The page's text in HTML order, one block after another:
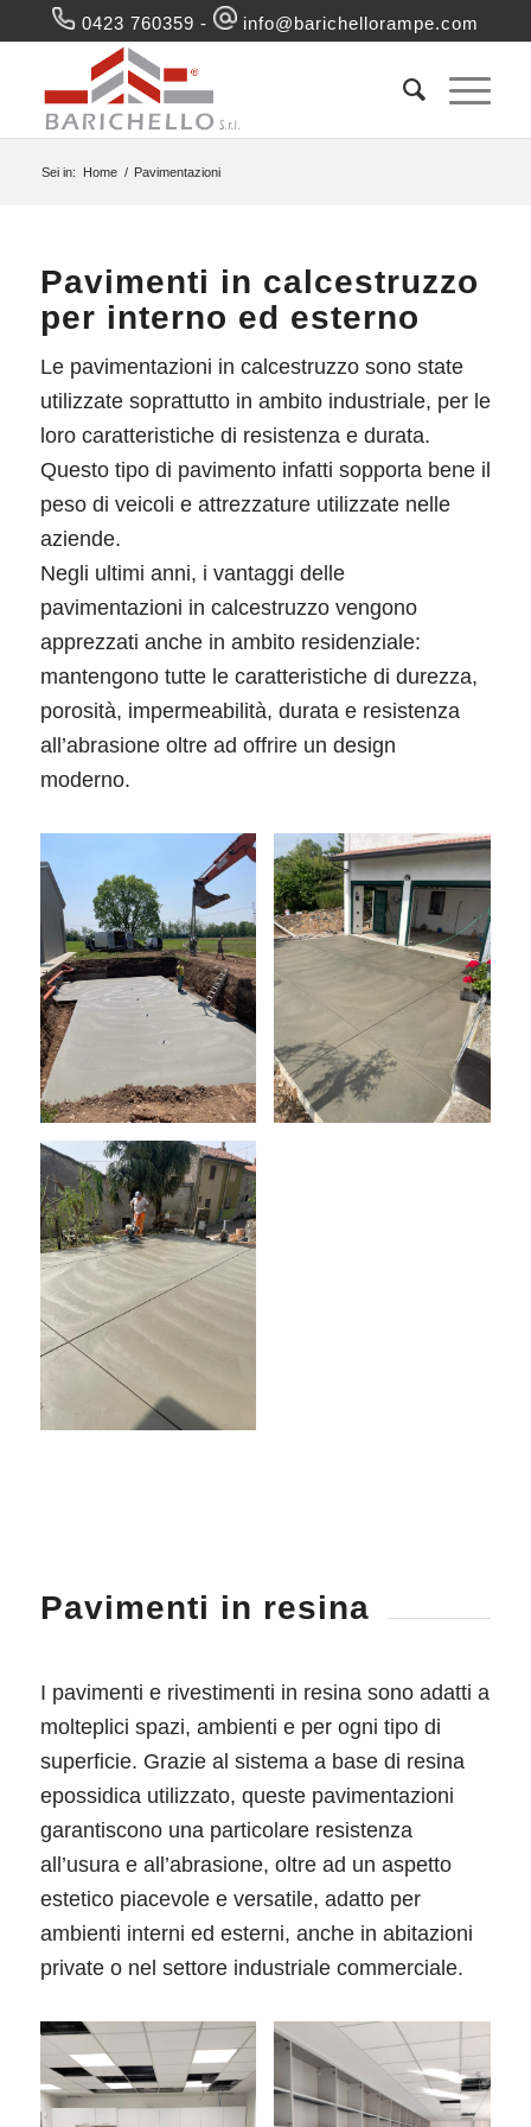
0423 760359 - info@barichellorampe.com
Sei in: Home / Pavimentazioni
Pavimenti in calcestruzzo
per interno ed esterno
Le pavimentazioni in calcestruzzo sono state
utilizzate soprattutto in ambito industriale, per le
loro caratteristiche di resistenza e durata.
Questo tipo di pavimento infatti sopporta bene il
peso di veicoli e attrezzature utilizzate nelle
aziende.
Negli ultimi anni, i vantaggi delle
pavimentazioni in calcestruzzo vengono
apprezzati anche in ambito residenziale:
mantengono tutte le caratteristiche di durezza,
porosità, impermeabilità, durata e resistenza
all’abrasione oltre ad offrire un design
moderno.
Pavimenti in resina
I pavimenti e rivestimenti in resina sono adatti a
molteplici spazi, ambienti e per ogni tipo di
superficie. Grazie al sistema a base di resina
epossidica utilizzato, queste pavimentazioni
garantiscono una particolare resistenza
all’usura e all’abrasione, oltre ad un aspetto
estetico piacevole e versatile, adatto per
ambienti interni ed esterni, anche in abitazioni
private o nel settore industriale commerciale.